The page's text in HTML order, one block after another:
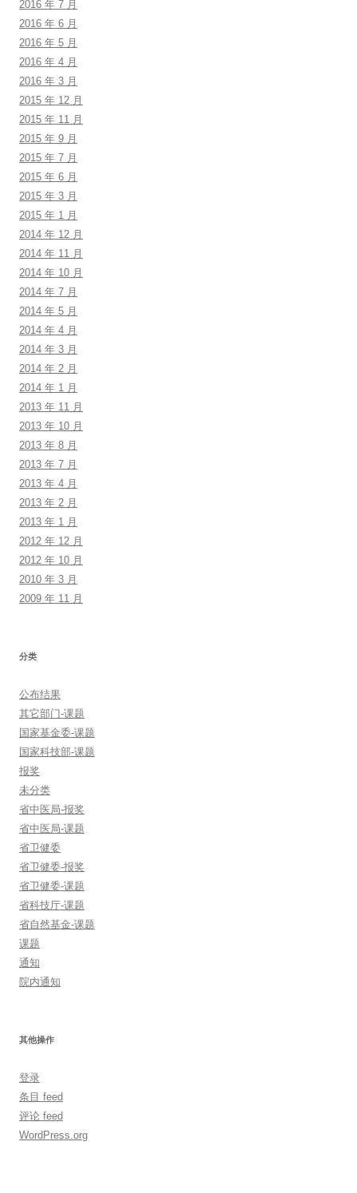
2016 年 7 月
2016 年 6 月
2016 年 5 月
2016 年 4 月
2016 年 3 月
2015 年 12 月
2015 年 11 月
2015 年 9 月
2015 年 7 月
2015 年 6 月
2015 年 3 月
2015 年 1 月
2014 年 12 月
2014 年 11 月
2014 年 10 月
2014 年 7 月
2014 年 5 月
2014 年 4 月
2014 年 3 月
2014 年 2 月
2014 年 1 月
2013 年 11 月
2013 年 10 月
2013 年 8 月
2013 年 7 月
2013 年 4 月
2013 年 2 月
2013 年 1 月
2012 年 12 月
2012 年 10 月
2010 年 3 月
2009 年 11 月
分类
公布结果
其它部门-课题
国家基金委-课题
国家科技部-课题
报奖
未分类
省中医局-报奖
省中医局-课题
省卫健委
省卫健委-报奖
省卫健委-课题
省科技厅-课题
省自然基金-课题
课题
通知
院内通知
其他操作
登录
条目 feed
评论 feed
WordPress.org